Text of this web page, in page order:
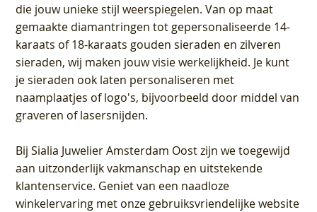
die jouw unieke stijl weerspiegelen. Van op maat
gemaakte diamantringen tot gepersonaliseerde 14-
karaats of 18-karaats gouden sieraden en zilveren
sieraden, wij maken jouw visie werkelijkheid. Je kunt
je sieraden ook laten personaliseren met
naamplaatjes of logo's, bijvoorbeeld door middel van
graveren of lasersnijden.
BijSialia Juwelier Amsterdam Oostzijn we toegewijd
aan uitzonderlijk vakmanschap en uitstekende
klantenservice. Geniet van een naadloze
winkelervaring met onze gebruiksvriendelijke website